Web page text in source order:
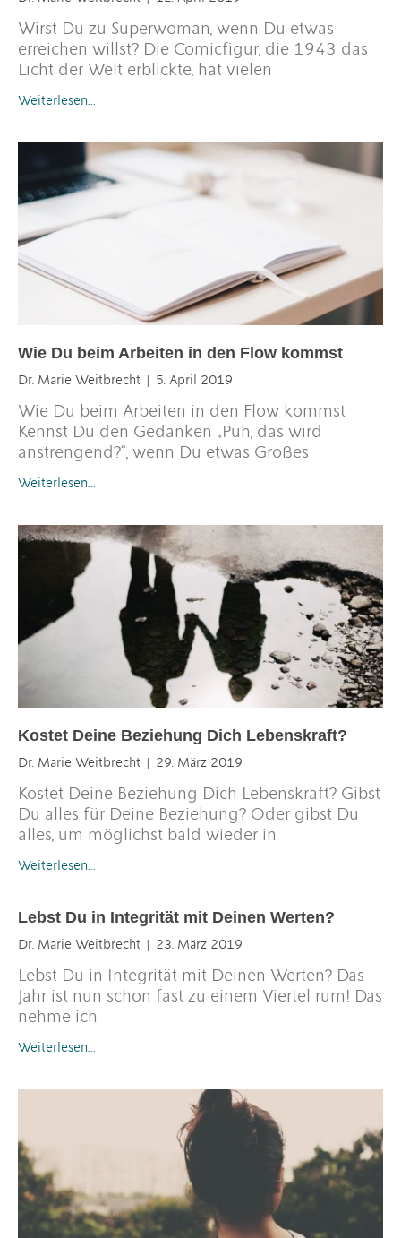
Wirst Du zu Superwoman, wenn Du etwas
erreichen willst? Die Comicfigur, die 1943 das
Licht der Welt erblickte, hat vielen
Weiterlesen…
Wie Du beim Arbeiten in den Flow kommst
Dr. Marie Weitbrecht 5. April 2019
Wie Du beim Arbeiten in den Flow kommst
Kennst Du den Gedanken „Puh, das wird
anstrengend?“, wenn Du etwas Großes
Weiterlesen…
Kostet Deine Beziehung Dich Lebenskraft?
Dr. Marie Weitbrecht 29. März 2019
Kostet Deine Beziehung Dich Lebenskraft? Gibst
Du alles für Deine Beziehung? Oder gibst Du
alles, um möglichst bald wieder in
Weiterlesen…
Lebst Du in Integrität mit Deinen Werten?
Dr. Marie Weitbrecht 23. März 2019
Lebst Du in Integrität mit Deinen Werten? Das
Jahr ist nun schon fast zu einem Viertel rum! Das
nehme ich
Weiterlesen…